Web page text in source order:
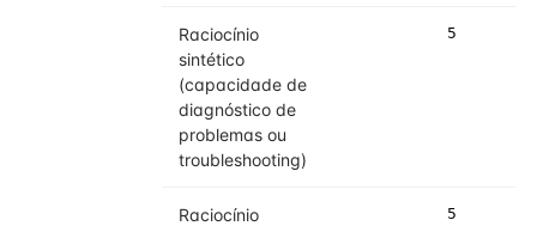
Raciocínio
sintético
(capacidade de
diagnóstico de
problemas ou
troubleshooting)
5
Raciocínio
5